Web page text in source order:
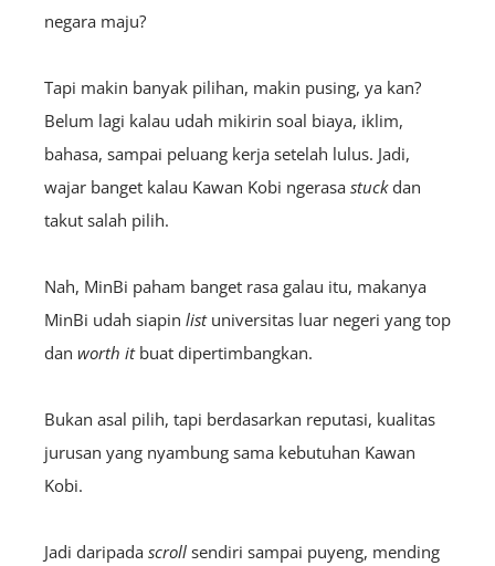
negara maju?
Tapi makin banyak pilihan, makin pusing, ya kan?
Belum lagi kalau udah mikirin soal biaya, iklim,
bahasa, sampai peluang kerja setelah lulus. Jadi,
wajar banget kalau Kawan Kobi ngerasa stuckdan
takut salah pilih.
Nah, MinBi paham banget rasa galau itu, makanya
MinBi udah siapin listuniversitas luar negeri yang top
dan worth itbuat dipertimbangkan.
Bukan asal pilih, tapi berdasarkan reputasi, kualitas
jurusan yang nyambung sama kebutuhan Kawan
Kobi.
Jadi daripada scroll sendiri sampai puyeng, mending